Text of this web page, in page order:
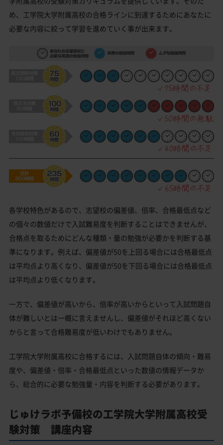
め、工学院大学附属高校の合格ラインに到達するためにあなたに
必要な内容に絞って学習を進めていく事が出来ます。
各学校特色があるので、志望校の偏差値、倍率、合格最低点など
の個々の数値だけで入試難易度を判断することはできませんが、
合格点を取るためにどんな種類・量の勉強が必要かを判断する基
準になります。例えば、偏差値が50を上回る場合には合格最低点
は平均点より高くなり、偏差値が50を下回る場合には合格最低点
は平均点より低くなります。
一方で、偏差値が高いから、倍率が高いからといって入試問題自
体が難しいとは一概に言えませんし、偏差値がそれほど高くない
からと言って合格難易度が低いわけでもありません。
工学院大学附属高校に合格するには、入試問題自体の傾向・難易
度や、偏差値・倍率・合格最低点といった数値の情報データか
ら、総合的に必要な勉強量・内容を判断する必要があります。
じゅけラボ予備校の工学院大学附属高校受
験対策 講座内容